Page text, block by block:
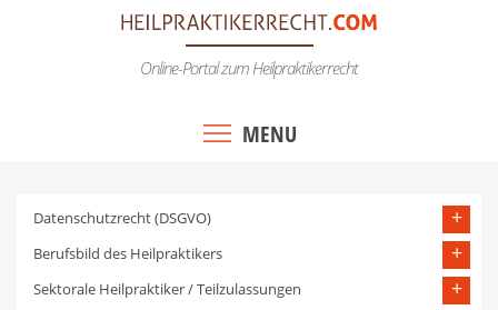
Online-Portal zum Heilpraktikerrecht
MENU
Datenschutzrecht (DSGVO)
Berufsbild des Heilpraktikers
Sektorale Heilpraktiker / Teilzulassungen